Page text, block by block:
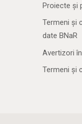
Proiecte și
Termeni și
date BNaR
Avertizori
Termeni și